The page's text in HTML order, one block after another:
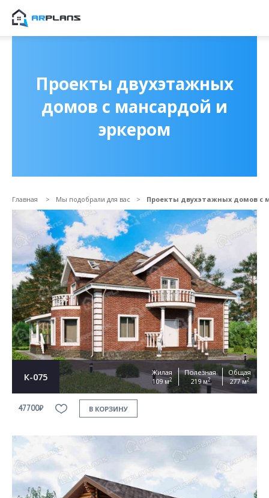
Проекты двухэтажных
домов с мансардой и
эркером
Главная Мы подобрали для вас Проекты двухэтажных домов с
К-075
Жилая
109 м2
Полезная
219 м2
Общая
277 м2
47700₽ В КОРЗИНУ
Прикрепить файл
Согласен на обработку персональных данных
This site is protected by reCAPTCHA and the GooglePrivacy PolicyandTerms of Service
ОТПРАВИТЬ